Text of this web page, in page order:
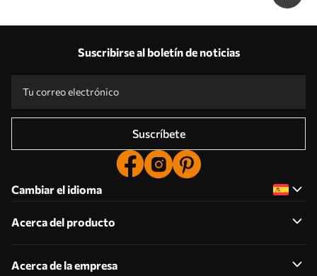
Suscribirse al boletín de noticias
Suscríbete
Cambiar el idioma
Acerca del producto
Acerca de la empresa